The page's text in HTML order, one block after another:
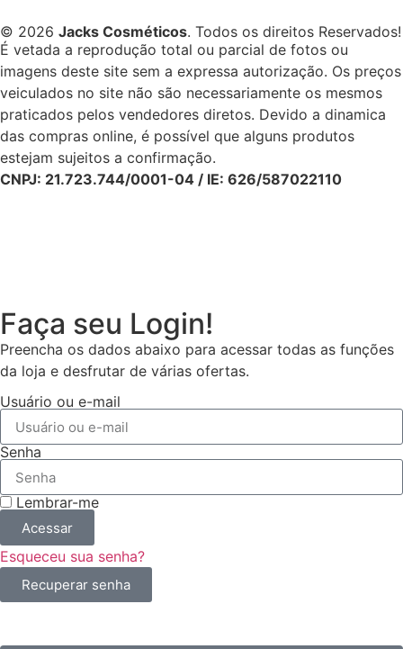
© 2026 Jacks Cosméticos. Todos os direitos Reservados!
É vetada a reprodução total ou parcial de fotos ou
imagens deste site sem a expressa autorização. Os preços
veiculados no site não são necessariamente os mesmos
praticados pelos vendedores diretos. Devido a dinamica
das compras online, é possível que alguns produtos
estejam sujeitos a confirmação.
CNPJ: 21.723.744/0001-04 / IE: 626/587022110
Faça seu Login!
Preencha os dados abaixo para acessar todas as funções
da loja e desfrutar de várias ofertas.
Usuário ou e-mail
Senha
Lembrar-me
Acessar
Esqueceu sua senha?
Recuperar senha